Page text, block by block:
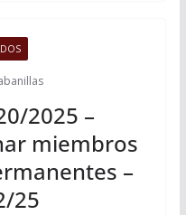
2025 –
miembros
–
25